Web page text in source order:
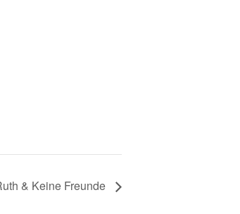
& Keine Freunde